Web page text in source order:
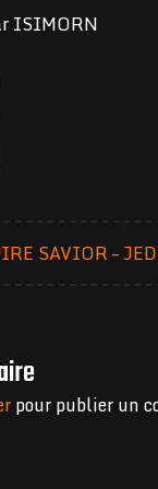
ISIMORN
SAVIOR –
pour publier un